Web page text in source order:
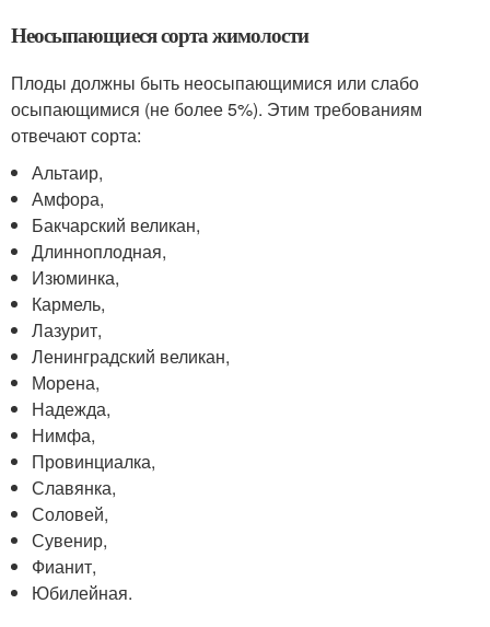
Неосыпающиеся сорта жимолости
Плоды должны быть неосыпающимися или слабо
осыпающимися (не более 5%). Этим требованиям
отвечают сорта:
Альтаир,
Амфора,
Бакчарский великан,
Длинноплодная,
Изюминка,
Кармель,
Лазурит,
Ленинградский великан,
Морена,
Надежда,
Нимфа,
Провинциалка,
Славянка,
Соловей,
Сувенир,
Фианит,
Юбилейная.